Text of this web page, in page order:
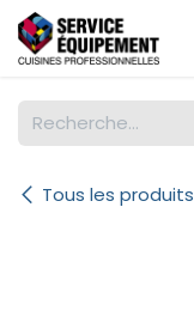
Se rendre au contenu
Tous les produits